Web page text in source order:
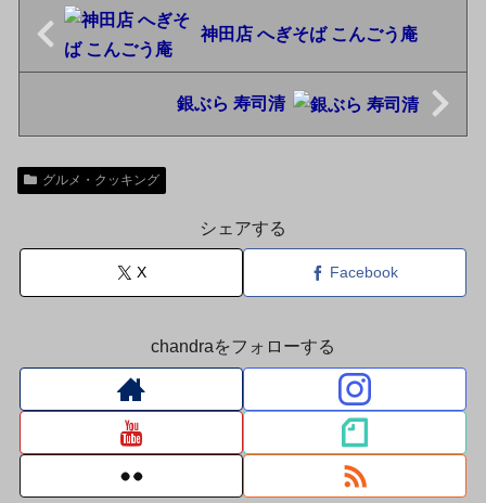
神田店 へぎそば こんごう庵
銀ぶら 寿司清
グルメ・クッキング
シェアする
X Facebook
chandraをフォローする